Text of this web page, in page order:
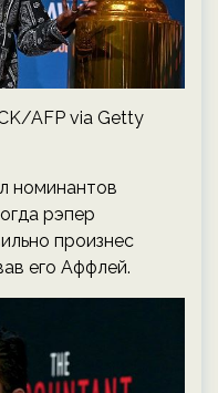
AFP via Getty
номинантов
рэпер
произнес
его Аффлей.